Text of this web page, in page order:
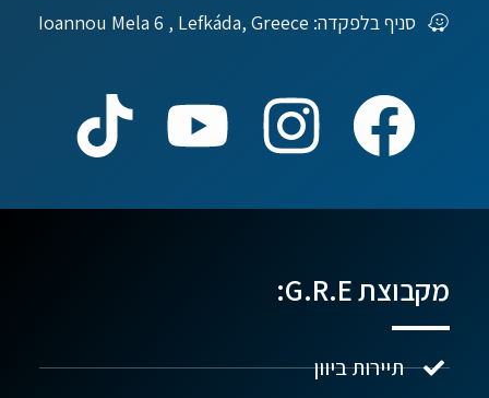
סניף בלפקדה: Ioannou Mela 6 , Lefkáda, Greece
מקבוצת G.R.E:
תיירות ביוון